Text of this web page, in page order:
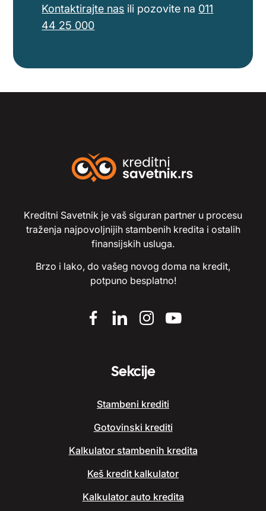
Kontaktirajte nas ili pozovite na 011
44 25 000
Kreditni Savetnik je vaš siguran partner u procesu
traženja najpovoljnijih stambenih kredita i ostalih
finansijskih usluga.
Brzo i lako, do vašeg novog doma na kredit,
potpuno besplatno!
Sekcije
Stambeni krediti
Gotovinski krediti
Kalkulator stambenih kredita
Keš kredit kalkulator
Kalkulator auto kredita